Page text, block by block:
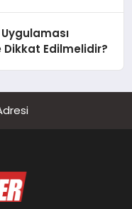
Edilmelidir?